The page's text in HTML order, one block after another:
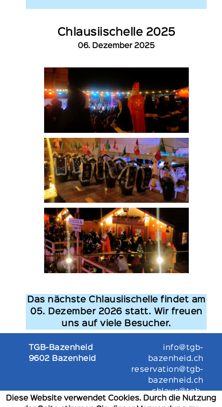
Chlausiischelle 2025
06. Dezember 2025
Das nächste Chlausiischelle findet am
05. Dezember 2026 statt. Wir freuen
uns auf viele Besucher.
TGB-Bazenheid
9602 Bazenheid
info@tgb-
bazenheid.ch
reservation@tgb-
bazenheid.ch
chlaus@tgb-
bazenheid.ch
Diese Website verwendet Cookies. Durch die Nutzung